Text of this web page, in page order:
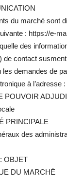
du marché sont
: https://e-
des
de contact
les demandes de
à
POUVOIR
PRINCIPALE
des
OBJET
DU MARCHÉ